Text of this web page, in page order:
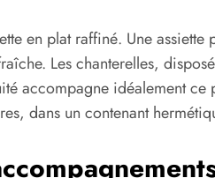
en plat raffiné. Une
Les chanterelles,
accompagne idéalement ce
dans un contenant